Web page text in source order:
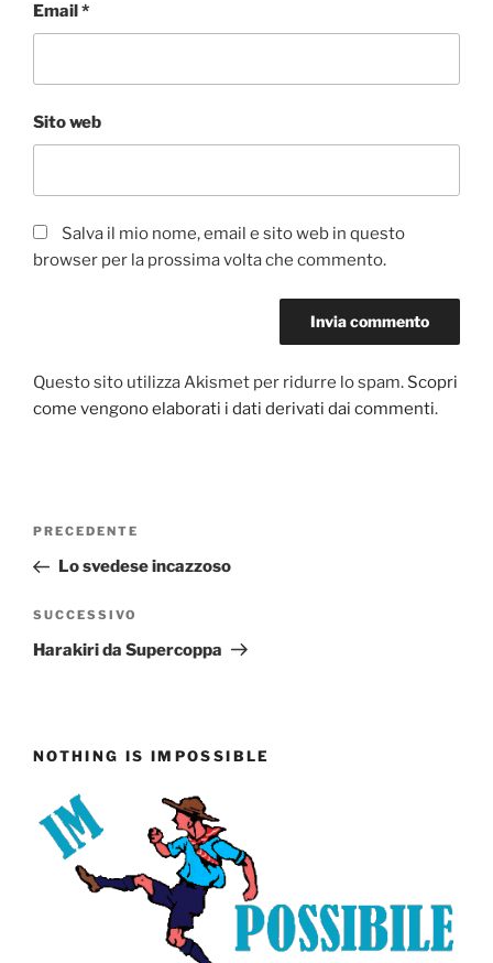
Email*
Sito web
Salva il mio nome, email e sito web in questo
browser per la prossima volta che commento.
Questo sito utilizza Akismet per ridurre lo spam. Scopri
come vengono elaborati i dati derivati dai commenti.
Navigazione
Articolo
precedente:
PRECEDENTE
Lo svedese incazzoso
Articolo
successivo
SUCCESSIVO
Harakiri da Supercoppa
NOTHING IS IMPOSSIBLE